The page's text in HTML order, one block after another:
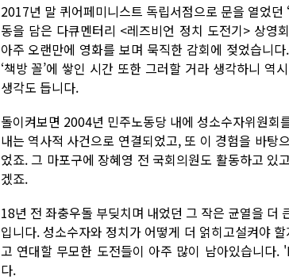
2017년 말 퀴어페미니스트 독립서점으로 문을 열었
동을 담은 다큐멘터리 <레즈비언 정치 도전기> 상영
아주 오랜만에 영화를 보며 묵직한 감회에 젖었습니
‘책방 꼴’에 쌓인 시간 또한 그러할 거라 생각하니 역
생각도 듭니다.
돌이켜보면 2004년 민주노동당 내에 성소수자위원
내는 역사적 사건으로 연결되었고, 또 이 경험을 바탕
었죠. 그 마포구에 장혜영 전 국회의원도 활동하고 있
겠죠.
18년 전 좌충우돌 부딪치며 내었던 그 작은 균열을
입니다. 성소수자와 정치가 어떻게 더 얽히고설켜야
고 연대할 무모한 도전들이 아주 많이 남아있습니다
다.